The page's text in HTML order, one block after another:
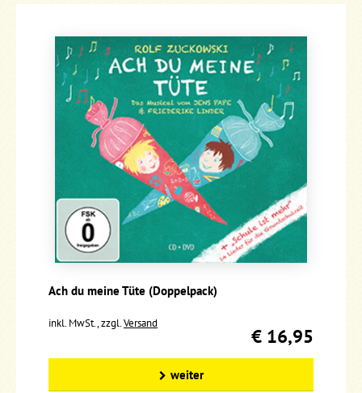
Ach du meine Tüte (Doppelpack)
inkl. MwSt., zzgl.Versand
€ 16,95
weiter